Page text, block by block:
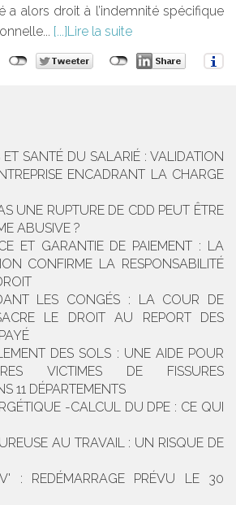
a alors droit à l’indemnité spécifique
Lire la suite
SANTÉ DU SALARIÉ : VALIDATION
ENCADRANT LA CHARGE
UNE RUPTURE DE CDD PEUT ÊTRE
ABUSIVE ?
ET GARANTIE DE PAIEMENT : LA
CONFIRME LA RESPONSABILITÉ
LES CONGÉS : LA COUR DE
LE DROIT AU REPORT DES
DES SOLS : UNE AIDE POUR
VICTIMES DE FISSURES
11 DÉPARTEMENTS
-CALCUL DU DPE : CE QUI
AU TRAVAIL : UN RISQUE DE
: REDÉMARRAGE PRÉVU LE 30